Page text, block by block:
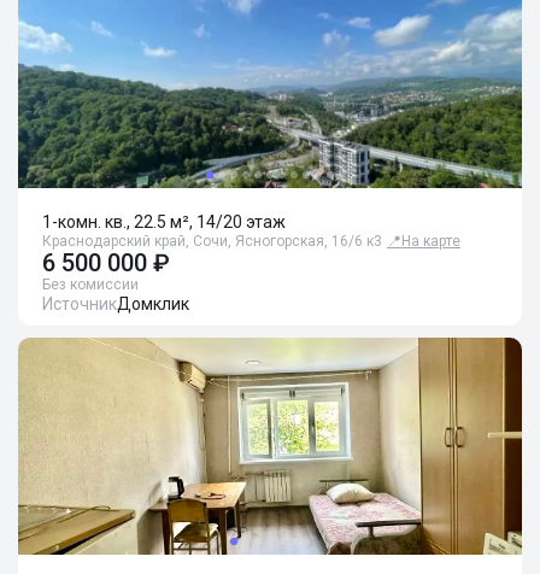
1-комн. кв., 22.5 м², 14/20 этаж
Краснодарский край, Сочи, Ясногорская, 16/6 к3 📍 На карте
6 500 000 ₽
Без комиссии
ИсточникДомклик